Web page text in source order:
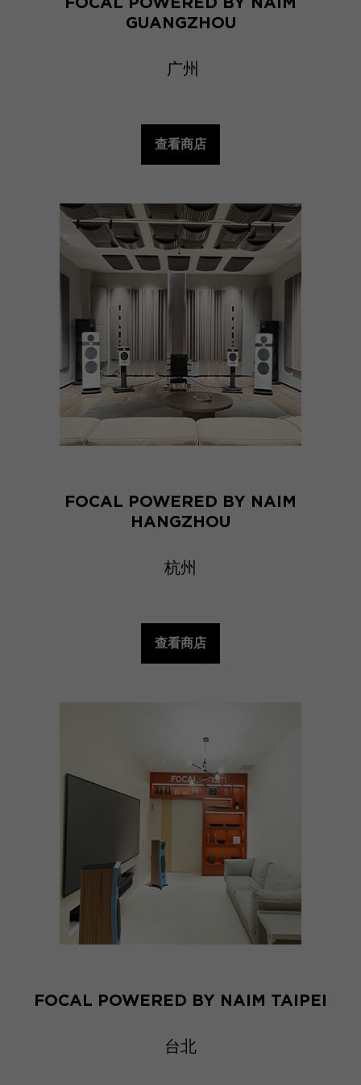
GUANGZHOU
广州
查看商店
FOCAL POWERED BY NAIM
HANGZHOU
杭州
查看商店
FOCAL POWERED BY NAIM TAIPEI
台北